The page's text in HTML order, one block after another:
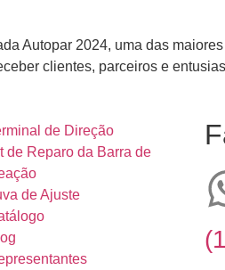
Autopar 2024, uma das
clientes, parceiros e
de Direção
de Reparo da Barra de
de Ajuste